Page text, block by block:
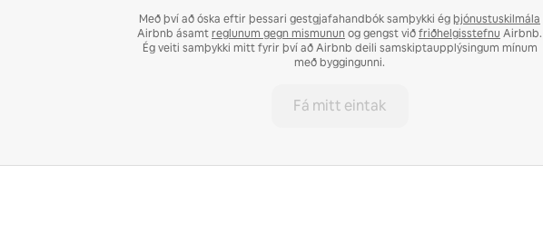
Með því að óska eftir þessari gestgjafahandbók samþykki égþjónustuskilmála
Airbnb ásamtreglunum gegn mismunun og gengst viðfriðhelgisstefnu Airbnb.
Ég veiti samþykki mitt fyrir því að Airbnb deili samskiptaupplýsingum mínum
með byggingunni.
Fá mitt eintak